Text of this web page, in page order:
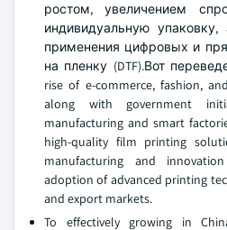
ростом, увеличением
индивидуальную
применения цифровых и
на пленку (DTF).Вот
rise of e-commerce, fashion,
along with government
manufacturing and smart
high-quality film printing
manufacturing and
adoption of advanced printing
and export markets.
To effectively growing in